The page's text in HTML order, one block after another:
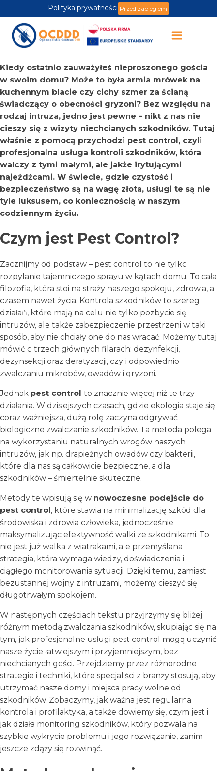
Polityka prywatności Przed zabiegiem
Kiedy ostatnio zauważyłeś nieproszonego gościa
w swoim domu? Może to była armia mrówek na
kuchennym blacie czy cichy szmer za ścianą
świadczący o obecności gryzoni? Bez względu na
rodzaj intruza, jedno jest pewne – nikt z nas nie
cieszy się z wizyty niechcianych szkodników. Tutaj
właśnie z pomocą przychodzi pest control, czyli
profesjonalna usługa kontroli szkodników, która
walczy z tymi małymi, ale jakże irytującymi
najeźdźcami. W świecie, gdzie czystość i
bezpieczeństwo są na wagę złota, usługi te są nie
tyle luksusem, co koniecznością w naszym
codziennym życiu.
Czym jest Pest Control?
Zacznijmy od podstaw – pest control to nie tylko
rozpylanie tajemniczego sprayu w kątach domu. To cała
filozofia, która stoi na straży naszego spokoju, zdrowia, a
czasem nawet życia. Kontrola szkodników to szereg
działań, które mają na celu nie tylko pozbycie się
intruzów, ale także zabezpieczenie przestrzeni w taki
sposób, aby nie chciały one do nas wracać. Możemy tutaj
mówić o trzech głównych filarach: dezynfekcji,
dezynsekcji oraz deratyzacji, czyli odpowiednio
zwalczaniu mikrobów, owadów i gryzoni.
Jednak pest control to znacznie więcej niż te trzy
działania. W dzisiejszych czasach, gdzie ekologia staje się
coraz ważniejsza, dużą rolę zaczyna odgrywać
biologiczne zwalczanie szkodników. Ta metoda polega
na wykorzystaniu naturalnych wrogów naszych
intruzów, jak np. drapieżnych owadów czy bakterii,
które dla nas są całkowicie bezpieczne, a dla
szkodników – śmiertelnie skuteczne.
Metody te wpisują się w nowoczesne podejście do
pest control , które stawia na minimalizację szkód dla
środowiska i zdrowia człowieka, jednocześnie
maksymalizując efektywność walki ze szkodnikami. To
nie jest już walka z wiatrakami, ale przemyślana
strategia, która wymaga wiedzy, doświadczenia i
ciągłego monitorowania sytuacji. Dzięki temu, zamiast
bezustannej wojny z intruzami, możemy cieszyć się
długotrwałym spokojem.
W następnych częściach tekstu przyjrzymy się bliżej
różnym metodą zwalczania szkodników, skupiając się na
tym, jak profesjonalne usługi pest control mogą uczynić
nasze życie łatwiejszym i przyjemniejszym, bez
niechcianych gości. Przejdziemy przez różnorodne
strategie i techniki, które specjaliści z branży stosują, aby
utrzymać nasze domy i miejsca pracy wolne od
szkodników. Zobaczymy, jak ważna jest regularna
kontrola i profilaktyka, a także dowiemy się, czym jest i
jak działa monitoring szkodników, który pozwala na
szybkie wykrycie problemu i jego rozwiązanie, zanim
jeszcze zdąży się rozwinąć.